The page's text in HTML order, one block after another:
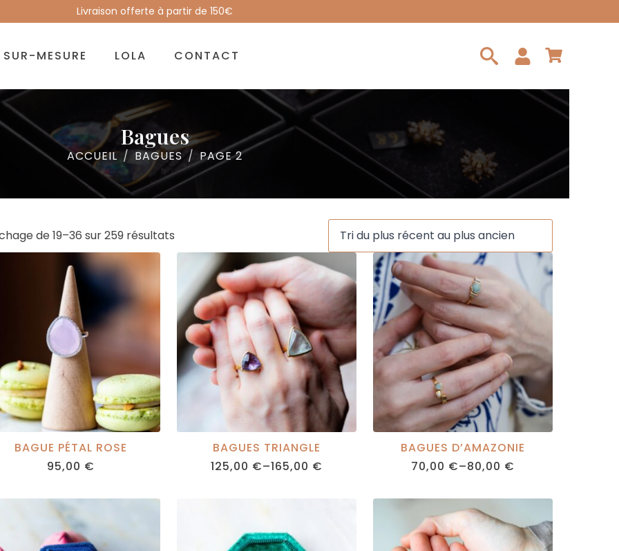
Livraison offerte à partir de 150€
SUR-MESURE LOLA
CONTACT
Bagues
ACCUEIL BAGUES PAGE 2
de 19–36 sur 259 résultats
by
BAGUE PÉTAL ROSE
95,00 €
BAGUES TRIANGLE
125,00 €–165,00 €
PRICE
BAGUES D’AMAZONIE
70,00 €–80,00 €
PRICE
70,00 €
THROUGH
80,00 €